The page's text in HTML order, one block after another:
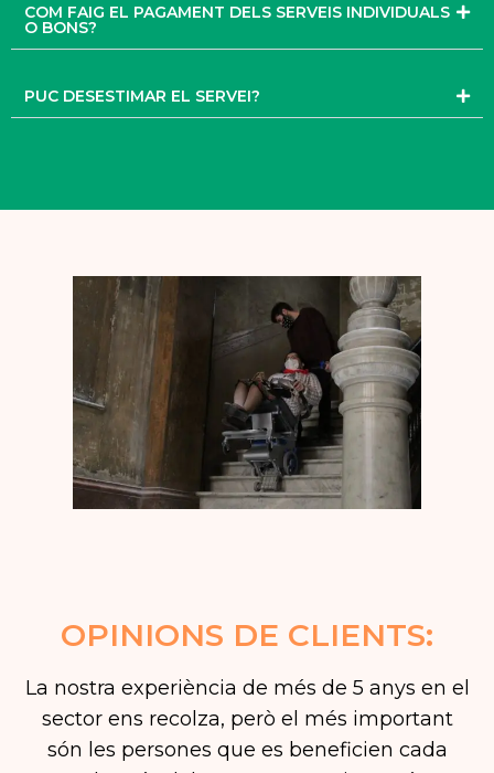
COM FAIG EL PAGAMENT DELS SERVEIS INDIVIDUALS
O BONS?
PUC DESESTIMAR EL SERVEI?
OPINIONS DE CLIENTS:
La nostra experiència de més de 5 anys en el
sector ens recolza, però el més important
són les persones que es beneficien cada